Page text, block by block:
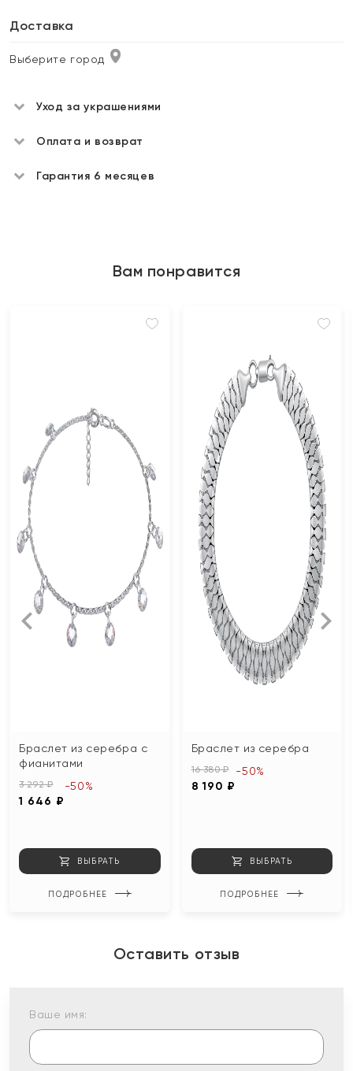
Доставка
Выберите город
Уход за украшениями
Оплата и возврат
Гарантия 6 месяцев
Вам понравится
Браслет из серебра с
фианитами
3 292 ₽
1 646 ₽
-50%
ВЫБРАТЬ
ПОДРОБНЕЕ
Браслет из серебра
16 380 ₽
8 190 ₽
-50%
ВЫБРАТЬ
ПОДРОБНЕЕ
Оставить отзыв
Ваше имя: